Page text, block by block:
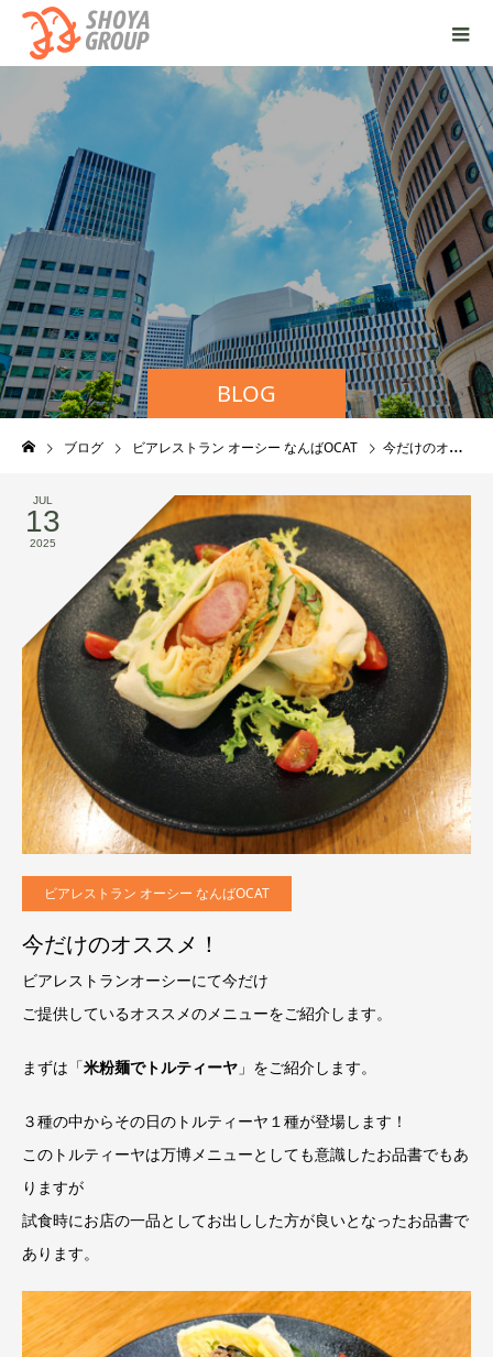
BLOG
ブログ ビアレストラン オーシー なんばOCAT 今だけのオススメ！
JUL
13
2025
ビアレストラン オーシー なんばOCAT
今だけのオススメ！
ビアレストランオーシーにて今だけ
ご提供しているオススメのメニューをご紹介します。
まずは「米粉麺でトルティーヤ 」をご紹介します。
３種の中からその日のトルティーヤ１種が登場します！
このトルティーヤは万博メニューとしても意識したお品書でもあ
りますが
試食時にお店の一品としてお出しした方が良いとなったお品書で
あります。